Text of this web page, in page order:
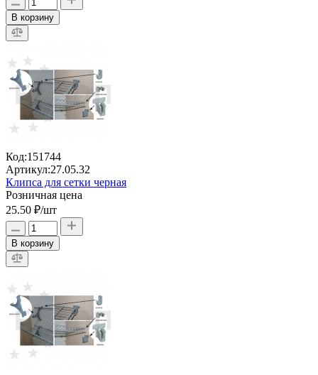
В корзину
Код:151744
Артикул:27.05.32
Клипса для сетки черная
Розничная цена
25.50 ₽/шт
В корзину